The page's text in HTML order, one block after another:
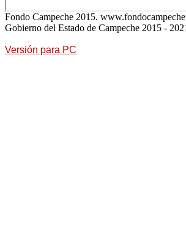
Fondo Campeche 2015.
Gobierno del Estado de Campeche 2015 -
Versión para PC